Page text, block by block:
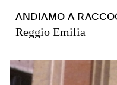
ANDIAMO A
Reggio Emilia